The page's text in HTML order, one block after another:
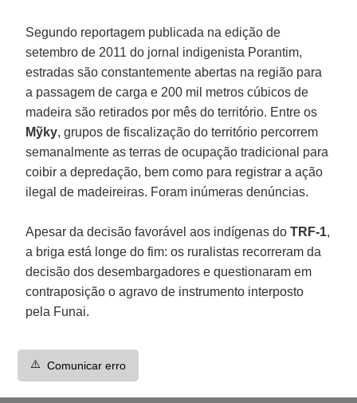
Segundo reportagem publicada na edição de
setembro de 2011 do jornal indigenista Porantim,
estradas são constantemente abertas na região para
a passagem de carga e 200 mil metros cúbicos de
madeira são retirados por mês do território. Entre os
Mỹky, grupos de fiscalização do território percorrem
semanalmente as terras de ocupação tradicional para
coibir a depredação, bem como para registrar a ação
ilegal de madeireiras. Foram inúmeras denúncias.
Apesar da decisão favorável aos indígenas doTRF-1,
a briga está longe do fim: os ruralistas recorreram da
decisão dos desembargadores e questionaram em
contraposição o agravo de instrumento interposto
pela Funai.
⚠️ Comunicar erro